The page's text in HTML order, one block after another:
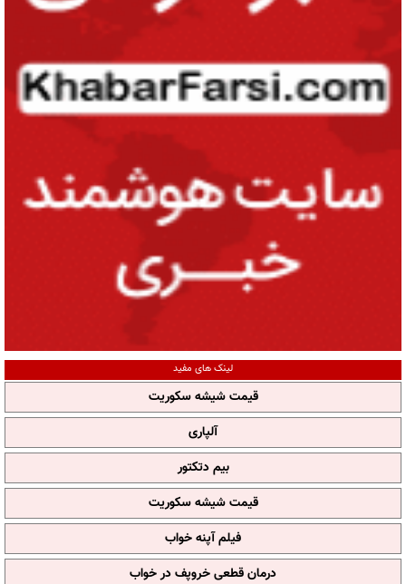
لینک های مفید
قیمت شیشه سکوریت
آلپاری
بیم دتکتور
قیمت شیشه سکوریت
فیلم آپنه خواب
درمان قطعی خروپف در خواب